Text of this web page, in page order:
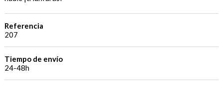
Referencia
207
Tiempo de envío
24-48h